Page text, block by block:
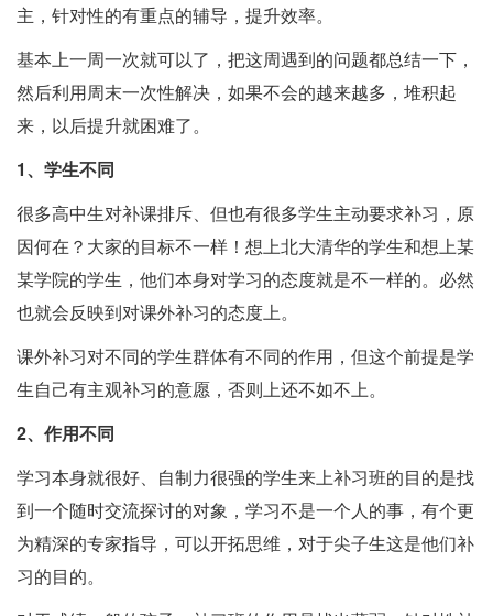
主，针对性的有重点的辅导，提升效率。
基本上一周一次就可以了，把这周遇到的问题都总结一下，
然后利用周末一次性解决，如果不会的越来越多，堆积起
来，以后提升就困难了。
1、学生不同
很多高中生对补课排斥、但也有很多学生主动要求补习，原
因何在？大家的目标不一样！想上北大清华的学生和想上某
某学院的学生，他们本身对学习的态度就是不一样的。必然
也就会反映到对课外补习的态度上。
课外补习对不同的学生群体有不同的作用，但这个前提是学
生自己有主观补习的意愿，否则上还不如不上。
2、作用不同
学习本身就很好、自制力很强的学生来上补习班的目的是找
到一个随时交流探讨的对象，学习不是一个人的事，有个更
为精深的专家指导，可以开拓思维，对于尖子生这是他们补
习的目的。